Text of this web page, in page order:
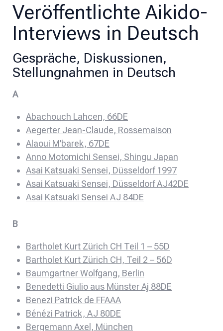
Veröffentlichte Aikido-
Interviews in Deutsch
Gespräche, Diskussionen,
Stellungnahmen in Deutsch
A
Abachouch Lahcen, 66DE
Aegerter Jean-Claude, Rossemaison
Alaoui M’barek, 67DE
Anno Motomichi Sensei, Shingu Japan
Asai Katsuaki Sensei, Düsseldorf 1997
Asai Katsuaki Sensei, Düsseldorf AJ42DE
Asai Katsuaki Sensei AJ 84DE
B
Bartholet Kurt Zürich CH Teil 1 – 55D
Bartholet Kurt Zürich CH, Teil 2 – 56D
Baumgartner Wolfgang, Berlin
Benedetti Giulio aus Münster Aj 88DE
Benezi Patrick de FFAAA
Bénézi Patrick, AJ 80DE
Bergemann Axel, München